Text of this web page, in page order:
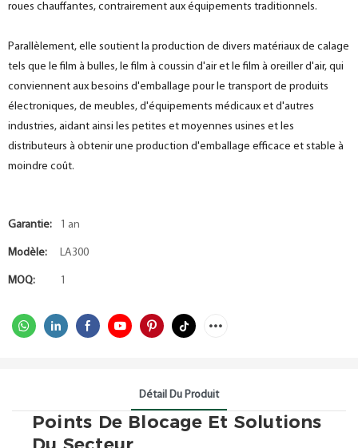
roues chauffantes, contrairement aux équipements traditionnels.
Parallèlement, elle soutient la production de divers matériaux de calage
tels que le film à bulles, le film à coussin d'air et le film à oreiller d'air, qui
conviennent aux besoins d'emballage pour le transport de produits
électroniques, de meubles, d'équipements médicaux et d'autres
industries, aidant ainsi les petites et moyennes usines et les
distributeurs à obtenir une production d'emballage efficace et stable à
moindre coût.
Garantie: 1 an
Modèle: LA300
MOQ: 1
Détail Du Produit
Points De Blocage Et Solutions